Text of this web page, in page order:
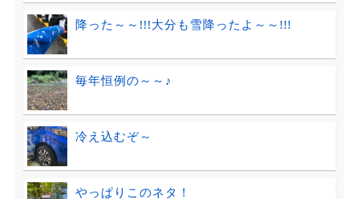
降った～～!!!大分も雪降ったよ～～!!!
毎年恒例の～～♪
冷え込むぞ～
やっぱりこのネタ！